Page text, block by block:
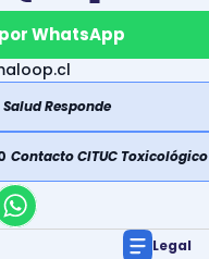
WhatsApp
Salud Responde
Contacto CITUC Toxicológico
Legal